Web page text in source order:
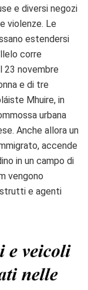
e diversi negozi
violenze. Le
estendersi
corre
23 novembre
e di tre
Mhuire, in
urbana
Anche allora un
accende
in un campo di
vengono
e agenti